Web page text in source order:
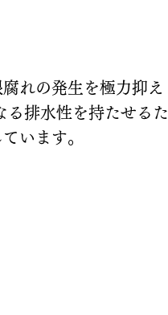
れの発生を極力抑え
排水性を持たせるた
います。